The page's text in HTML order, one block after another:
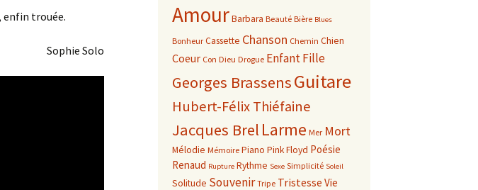
enfin trouée.
Sophie Solo
AmourBarbara Beauté Bière Blues
Bonheur Cassette Chanson Chemin Chien
Coeur Con Dieu Drogue EnfantFille
Georges BrassensGuitare
Hubert-Félix Thiéfaine
Jacques Brel Larme Mer Mort
Mélodie Mémoire Piano Pink Floyd Poésie
Renaud Rupture Rythme Sexe Simplicité Soleil
Solitude Souvenir Tripe Tristesse Vie